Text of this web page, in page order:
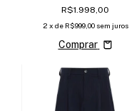
R$1.998,00
2 x de R$999,00 sem juros
Comprar